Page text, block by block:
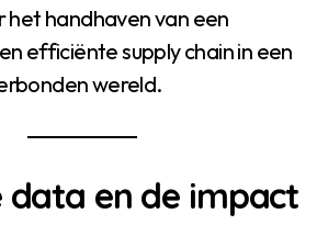
het handhaven van een
efficiënte supply chain in een
wereld.
data en de impact